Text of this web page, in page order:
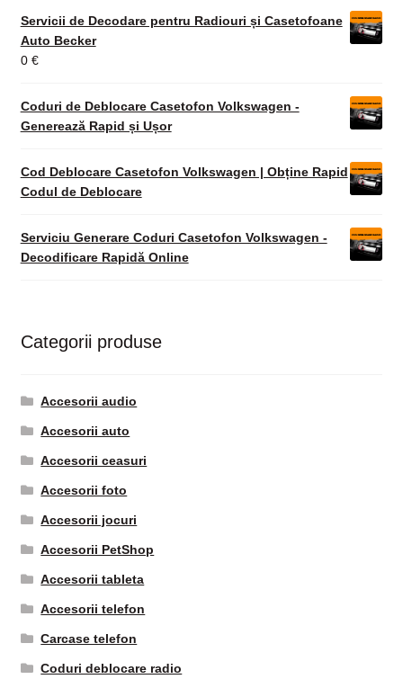
Servicii de Decodare pentru Radiouri și Casetofoane
Auto Becker
0 €
Coduri de Deblocare Casetofon Volkswagen -
Generează Rapid și Ușor
Cod Deblocare Casetofon Volkswagen | Obține Rapid
Codul de Deblocare
Serviciu Generare Coduri Casetofon Volkswagen -
Decodificare Rapidă Online
Categorii produse
Accesorii audio
Accesorii auto
Accesorii ceasuri
Accesorii foto
Accesorii jocuri
Accesorii PetShop
Accesorii tableta
Accesorii telefon
Carcase telefon
Coduri deblocare radio